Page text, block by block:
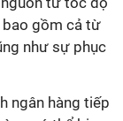
gồm cả từ
như sự phục
ngân hàng tiếp